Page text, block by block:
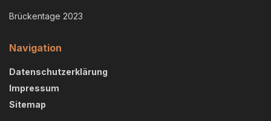
Brückentage 2023
Navigation
Datenschutzerklärung
Impressum
Sitemap